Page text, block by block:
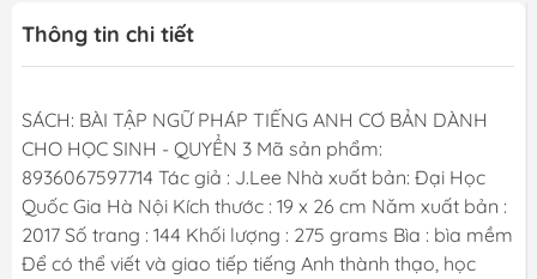
Thông tin chi tiết
SÁCH: BÀI TẬP NGỮ PHÁP TIẾNG ANH CƠ BẢN DÀNH
CHO HỌC SINH - QUYỂN 3 Mã sản phẩm:
8936067597714 Tác giả : J.Lee Nhà xuất bản: Đại Học
Quốc Gia Hà Nội Kích thước : 19 x 26 cm Năm xuất bản :
2017 Số trang : 144 Khối lượng : 275 grams Bìa : bìa mềm
Để có thể viết và giao tiếp tiếng Anh thành thạo, học